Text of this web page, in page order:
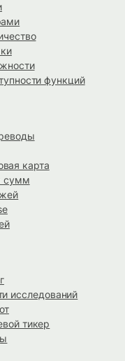
функций
карта
сумм
исследований
тикер